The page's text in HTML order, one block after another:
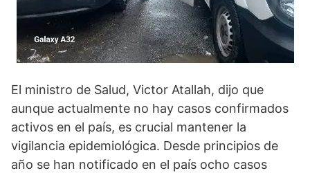
El ministro de Salud, Victor Atallah, dijo que
aunque actualmente no hay casos confirmados
activos en el país, es crucial mantener la
vigilancia epidemiológica. Desde principios de
año se han notificado en el país ocho casos